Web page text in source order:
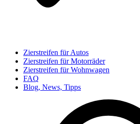
Zierstreifen für Autos
Zierstreifen für Motorräder
Zierstreifen für Wohnwagen
FAQ
Blog, News, Tipps